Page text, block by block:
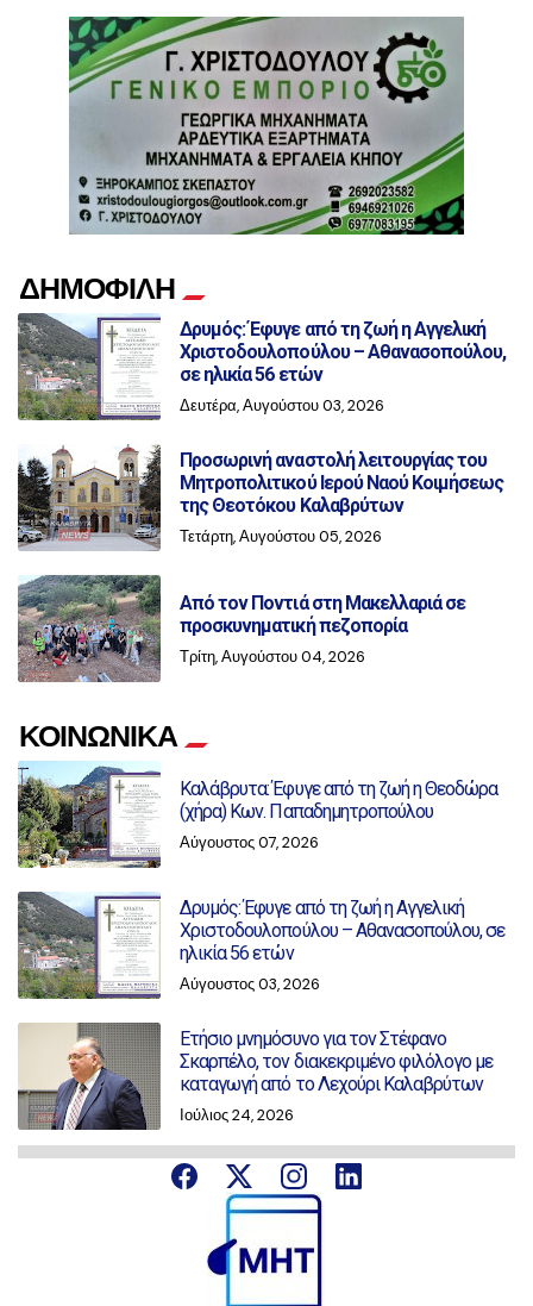
ΔΗΜΟΦΙΛΗ
Δρυμός: Έφυγε από τη ζωή η Αγγελική
Χριστοδουλοπούλου – Αθανασοπούλου,
σε ηλικία 56 ετών
Δευτέρα, Αυγούστου 03, 2026
Προσωρινή αναστολή λειτουργίας του
Μητροπολιτικού Ιερού Ναού Κοιμήσεως
της Θεοτόκου Καλαβρύτων
Τετάρτη, Αυγούστου 05, 2026
Από τον Ποντιά στη Μακελλαριά σε
προσκυνηματική πεζοπορία
Τρίτη, Αυγούστου 04, 2026
ΚΟΙΝΩΝΙΚΑ
Καλάβρυτα: Έφυγε από τη ζωή η Θεοδώρα
(χήρα) Κων. Παπαδημητροπούλου
Αύγουστος 07, 2026
Δρυμός: Έφυγε από τη ζωή η Αγγελική
Χριστοδουλοπούλου – Αθανασοπούλου, σε
ηλικία 56 ετών
Αύγουστος 03, 2026
Ετήσιο μνημόσυνο για τον Στέφανο
Σκαρπέλο, τον διακεκριμένο φιλόλογο με
καταγωγή από το Λεχούρι Καλαβρύτων
Ιούλιος 24, 2026